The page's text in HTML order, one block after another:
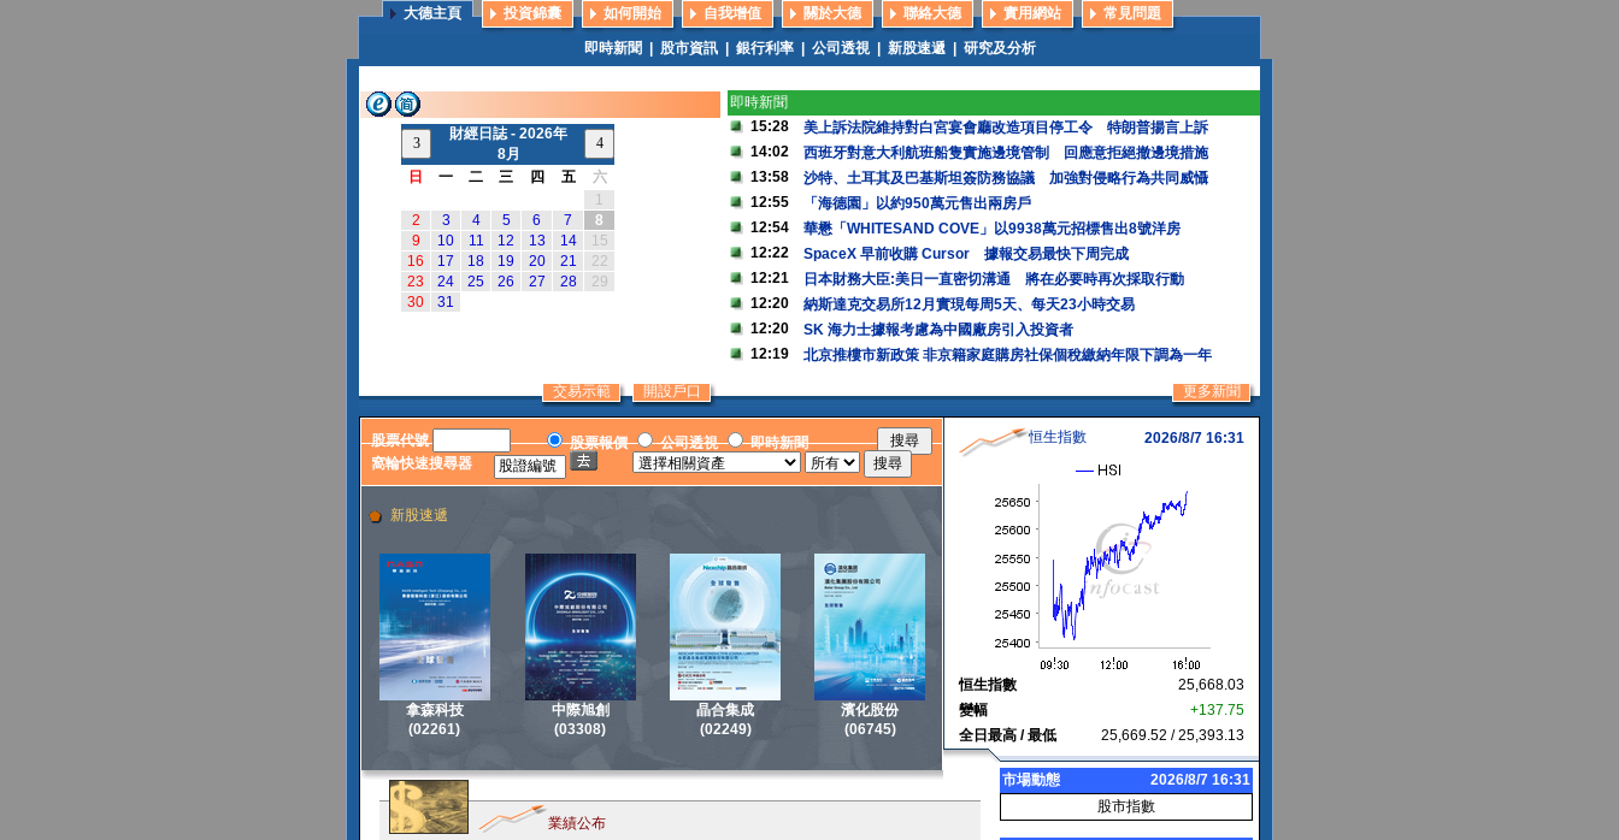
大德主頁 投資錦囊 如何開始 自我增值 關於大德 聯絡大德 實用網站 常見問題
即時新聞 股市資訊| 銀行利率| 公司透視| 新股速遞| 研究及分析
財經日誌 - 2026年
8月
日
一 二 三 四 五
六
1
2
3 4 5 6 7
8
9
10 11 12 13 14
15
16
17 18 19 20 21
22
23
24 25 26 27 28
29
30
31
即時新聞
15:28
美上訴法院維持對白宮宴會廳改造項目停工令 特朗普揚言上訴
14:02
西班牙對意大利航班船隻實施邊境管制 回應意拒絕撤邊境措施
13:58
沙特、土耳其及巴基斯坦簽防務協議 加強對侵略行為共同威懾
12:55
「海德園」以約950萬元售出兩房戶
12:54
華懋「WHITESAND COVE」以9938萬元招標售出8號洋房
12:22
SpaceX 早前收購 Cursor 據報交易最快下周完成
12:21
日本財務大臣:美日一直密切溝通 將在必要時再次採取行動
12:20
納斯達克交易所12月實現每周5天、每天23小時交易
12:20
SK 海力士據報考慮為中國廠房引入投資者
12:19
北京推樓市新政策 非京籍家庭購房社保個稅繳納年限下調為一年
交易示範 開設戶口 更多新聞
股票代號 股票報價 公司透視 即時新聞 恒生指數 2026/8/7 16:31
恒生指數
25,668.03
變幅
+137.75
全日最高 / 最低
25,669.52 / 25,393.13
窩輪快速搜尋器
新股速遞
拿森科技
(02261)
中際旭創
(03308)
晶合集成
(02249)
濱化股份
(06745)
業績公布
市場動態
2026/8/7 16:31
股市指數